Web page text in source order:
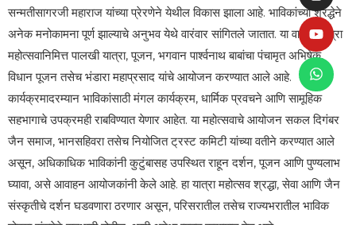
सन्मतीसागरजी महाराज यांच्या प्रेरणेने येथील विकास झाला आहे. भाविकांच्या श्रद्धेने
अनेक मनोकामना पूर्ण झाल्याचे अनुभव येथे वारंवार सांगितले जातात. या वार्षिक यात्रा
महोत्सवानिमित्त पालखी यात्रा, पूजन, भगवान पार्श्वनाथ बाबांचा पंचामृत अभिषेक,
विधान पूजन तसेच भंडारा महाप्रसाद यांचे आयोजन करण्यात आले आहे.
कार्यक्रमादरम्यान भाविकांसाठी मंगल कार्यक्रम, धार्मिक प्रवचने आणि सामूहिक
सहभागाचे उपक्रमही राबविण्यात येणार आहेत. या महोत्सवाचे आयोजन सकल दिगंबर
जैन समाज, भानसहिवरा तसेच नियोजित ट्रस्ट कमिटी यांच्या वतीने करण्यात आले
असून, अधिकाधिक भाविकांनी कुटुंबासह उपस्थित राहून दर्शन, पूजन आणि पुण्यलाभ
घ्यावा, असे आवाहन आयोजकांनी केले आहे. हा यात्रा महोत्सव श्रद्धा, सेवा आणि जैन
संस्कृतीचे दर्शन घडवणारा ठरणार असून, परिसरातील तसेच राज्यभरातील भाविक